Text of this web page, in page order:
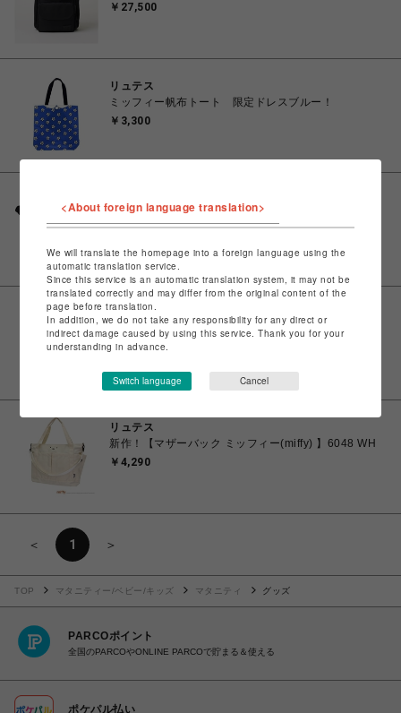
￥27,500
リュテス
ミッフィー帆布トート 限定ドレスブルー！
￥3,300
新作！【ウエストポーチ ミッフィー(miffy) 】6049
BK
￥2,750
リュテス
新作！【マザーバック ミッフィー(miffy) 】6048 BK
￥4,290
リュテス
新作！【マザーバック ミッフィー(miffy) 】6048 WH
￥4,290
＜ 1 ＞
TOP マタニティー/ベビー/キッズ マタニティ グッズ
PARCOポイント
全国のPARCOやONLINE PARCOで貯まる＆使える
ポケパル払い
<About foreign language translation>
We will translate the homepage into a foreign language using the
automatic translation service.
Since this service is an automatic translation system, it may not be
translated correctly and may differ from the original content of the
page before translation.
In addition, we do not take any responsibility for any direct or
indirect damage caused by using this service. Thank you for your
understanding in advance.
Switch language Cancel